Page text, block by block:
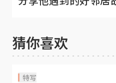
猜你喜欢
特写